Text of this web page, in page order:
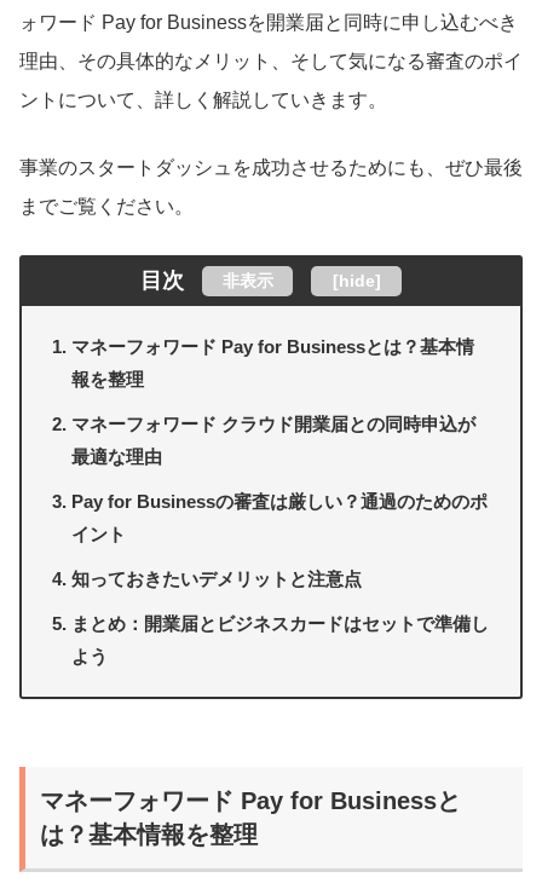
ォワード Pay for Businessを開業届と同時に申し込むべき
理由、その具体的なメリット、そして気になる審査のポイ
ントについて、詳しく解説していきます。
事業のスタートダッシュを成功させるためにも、ぜひ最後
までご覧ください。
目次 非表示 [hide]
マネーフォワード Pay for Businessとは？基本情
報を整理
マネーフォワード クラウド開業届との同時申込が
最適な理由
Pay for Businessの審査は厳しい？通過のためのポ
イント
知っておきたいデメリットと注意点
まとめ：開業届とビジネスカードはセットで準備し
よう
マネーフォワード Pay for Businessと
は？基本情報を整理